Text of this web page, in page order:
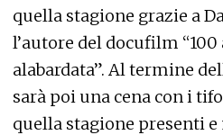
quella stagione grazie a
l’autore del docufilm
alabardata”. Al termine
sarà poi una cena con i
quella stagione presenti